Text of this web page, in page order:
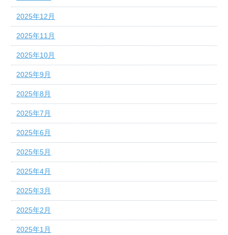
2025年12月
2025年11月
2025年10月
2025年9月
2025年8月
2025年7月
2025年6月
2025年5月
2025年4月
2025年3月
2025年2月
2025年1月